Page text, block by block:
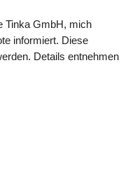
Tinka GmbH, mich
informiert. Diese
Details entnehmen